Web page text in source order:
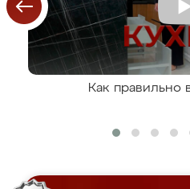
Как правильно